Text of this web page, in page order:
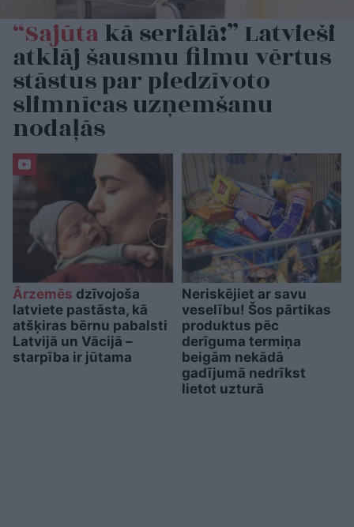
“Sajūtakā seriālā!” Latvieši
atklāj šausmu filmu vērtus
stāstus par piedzīvoto
slimnīcas uzņemšanu
nodaļās
Ārzemēs dzīvojoša
latviete pastāsta, kā
atšķiras bērnu pabalsti
Latvijā un Vācijā –
starpība ir jūtama
Neriskējiet ar savu
veselību! Šos pārtikas
produktus pēc
derīguma termiņa
beigām nekādā
gadījumā nedrīkst
lietot uzturā